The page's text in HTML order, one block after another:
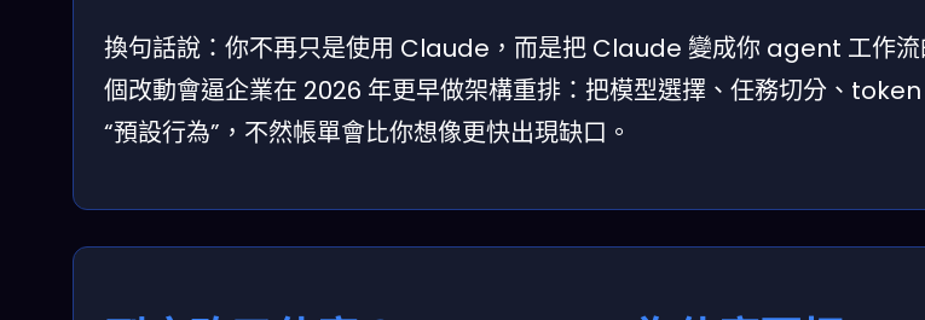
換句話說：你不再只是使用 Claude，而是把 Claude 變成你 agent 工作流
個改動會逼企業在 2026 年更早做架構重排：把模型選擇、任務切分、
“預設行為”，不然帳單會比你想像更快出現缺口。